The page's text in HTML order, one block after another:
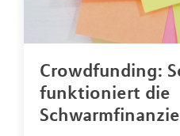
Crowdfunding:
funktioniert die